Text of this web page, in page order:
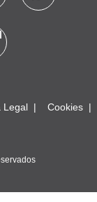
Legal Cookies